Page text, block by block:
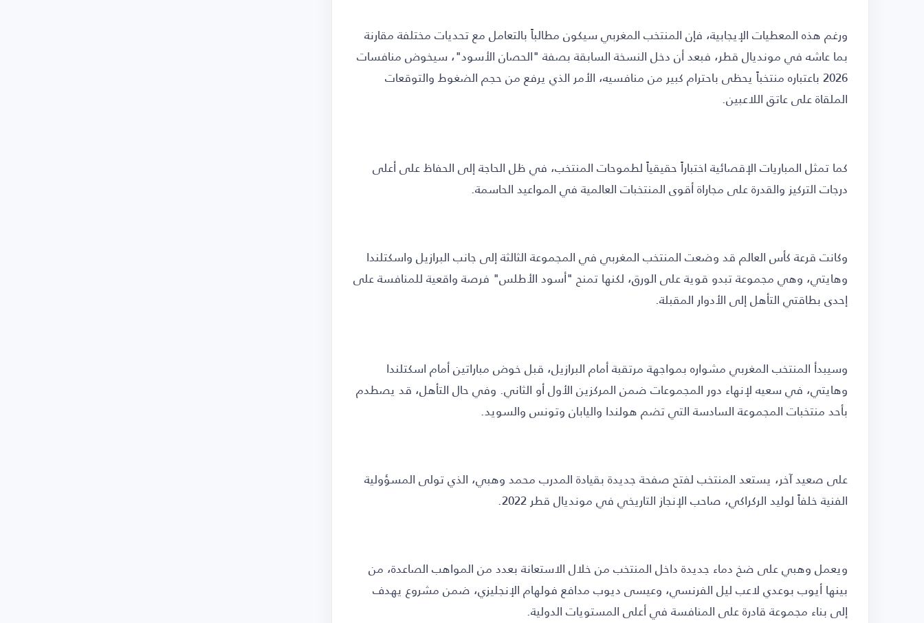
ورغم هذه المعطيات الإيجابية، فإن المنتخب المغربي سيكون مطالباً بالتعامل مع تحديات مختلفة مقارنة
بما عاشه في مونديال قطر، فبعد أن دخل النسخة السابقة بصفة "الحصان الأسود"، سيخوض منافسات
2026 باعتباره منتخباً يحظى باحترام كبير من منافسيه، الأمر الذي يرفع من حجم الضغوط والتوقعات
الملقاة على عاتق اللاعبين.
كما تمثل المباريات الإقصائية اختباراً حقيقياً لطموحات المنتخب، في ظل الحاجة إلى الحفاظ على أعلى
درجات التركيز والقدرة على مجاراة أقوى المنتخبات العالمية في المواعيد الحاسمة.
وكانت قرعة كأس العالم قد وضعت المنتخب المغربي في المجموعة الثالثة إلى جانب البرازيل واسكتلندا
وهايتي، وهي مجموعة تبدو قوية على الورق، لكنها تمنح "أسود الأطلس" فرصة واقعية للمنافسة على
إحدى بطاقتي التأهل إلى الأدوار المقبلة.
وسيبدأ المنتخب المغربي مشواره بمواجهة مرتقبة أمام البرازيل، قبل خوض مباراتين أمام اسكتلندا
وهايتي، في سعيه لإنهاء دور المجموعات ضمن المركزين الأول أو الثاني. وفي حال التأهل، قد يصطدم
بأحد منتخبات المجموعة السادسة التي تضم هولندا واليابان وتونس والسويد.
على صعيد آخر، يستعد المنتخب لفتح صفحة جديدة بقيادة المدرب محمد وهبي، الذي تولى المسؤولية
الفنية خلفاً لوليد الركراكي، صاحب الإنجاز التاريخي في مونديال قطر 2022.
ويعمل وهبي على ضخ دماء جديدة داخل المنتخب من خلال الاستعانة بعدد من المواهب الصاعدة، من
بينها أيوب بوعدي لاعب ليل الفرنسي، وعيسى ديوب مدافع فولهام الإنجليزي، ضمن مشروع يهدف
إلى بناء مجموعة قادرة على المنافسة في أعلى المستويات الدولية.